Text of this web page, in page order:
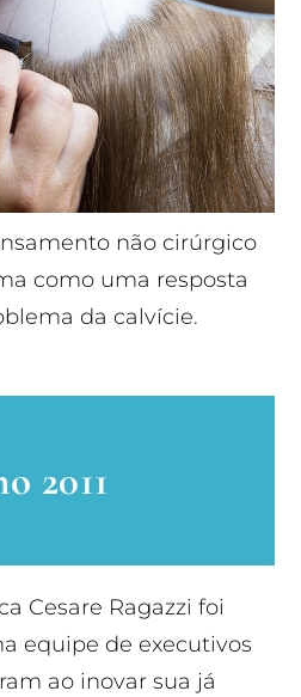
não cirúrgico
como uma resposta
da calvície.
2011
Cesare Ragazzi foi
equipe de executivos
ao inovar sua já